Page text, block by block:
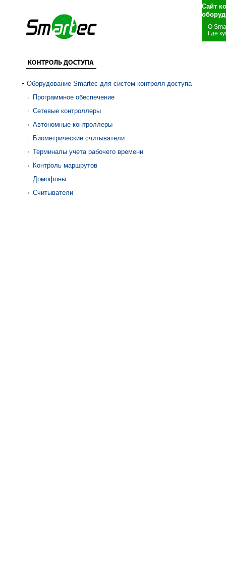
Сайт
О
Где
Оборудование Smartec для систем контроля доступа
Программное обеспечение
Сетевые контроллеры
Автономные контроллеры
Биометрические считыватели
Терминалы учета рабочего времени
Контроль маршрутов
Домофоны
Считыватели